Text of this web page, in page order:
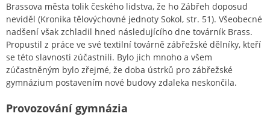
Brassova města tolik českého lidstva, že ho Zábřeh doposud
neviděl (Kronika tělovýchovné jednoty Sokol, str. 51). Všeobecné
nadšení však zchladil hned následujícího dne továrník Brass.
Propustil z práce ve své textilní továrně zábřežské dělníky, kteří
se této slavnosti zúčastnili. Bylo jich mnoho a všem
zúčastněným bylo zřejmé, že doba ústrků pro zábřežské
gymnázium postavením nové budovy zdaleka neskončila.
Provozování gymnázia